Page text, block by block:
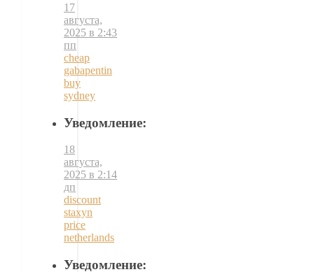
17
августа,
2025 в 2:43
пп
cheap
gabapentin
buy
sydney
Уведомление:
18
августа,
2025 в 2:14
дп
discount
staxyn
price
netherlands
Уведомление: